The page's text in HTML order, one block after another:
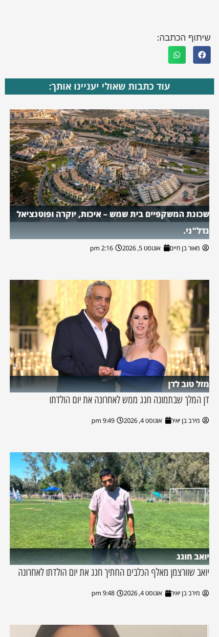
שיתוף הכתבה:
עוד כתבות שאולי יעניינו אותך:
שכונת המשקפיים בית שמש – איכות, יוקרה ופוטנציאל
נדל"ני.
מאור בן חיים אוגוסט 5, 2026 2:16 pm
מזל טוב לדן
דן המלך שבתמונה חגג ממש לאחרונה את יום הולדתו
מירב בן יאיר אוגוסט 4, 2026 9:49 pm
יואב חוגג
יואב שוורצמן מאלף הכלבים החתיך חגג את יום הולדתו לאחרונה
מירב בן יאיר אוגוסט 4, 2026 9:48 pm